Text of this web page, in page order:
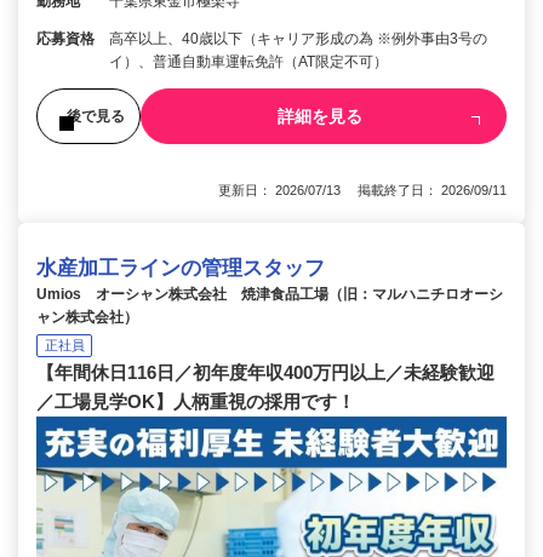
応募資格
高卒以上、40歳以下（キャリア形成の為 ※例外事由3号の
イ）、普通自動車運転免許（AT限定不可）
後で見る 詳細を見る
更新日： 2026/07/13 掲載終了日： 2026/09/11
水産加工ラインの管理スタッフ
Umios オーシャン株式会社 焼津食品工場（旧：マルハニチロオーシ
ャン株式会社）
正社員
【年間休日116日／初年度年収400万円以上／未経験歓迎
／工場見学OK】人柄重視の採用です！